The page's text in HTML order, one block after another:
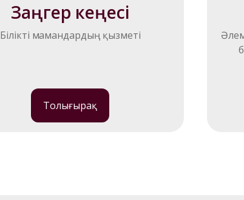
Заңгер кеңесі
Білікті мамандардың қызметі
Толығырақ